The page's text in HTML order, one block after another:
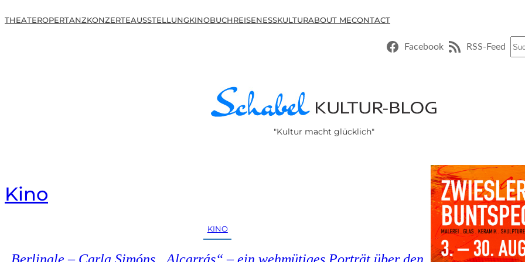
THEATEROPERTANZKONZERTEAUSSTELLUNGKINOBUCHREISENESSKULTURABOUT MECONTACT
Facebook RSS-Feed
"Kultur macht glücklich"
Kino
KINO